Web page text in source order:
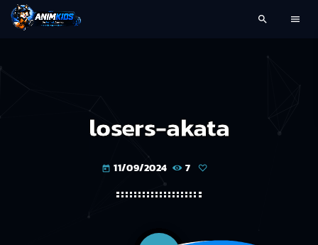
search menu
losers-akata
today 11/09/2024 7